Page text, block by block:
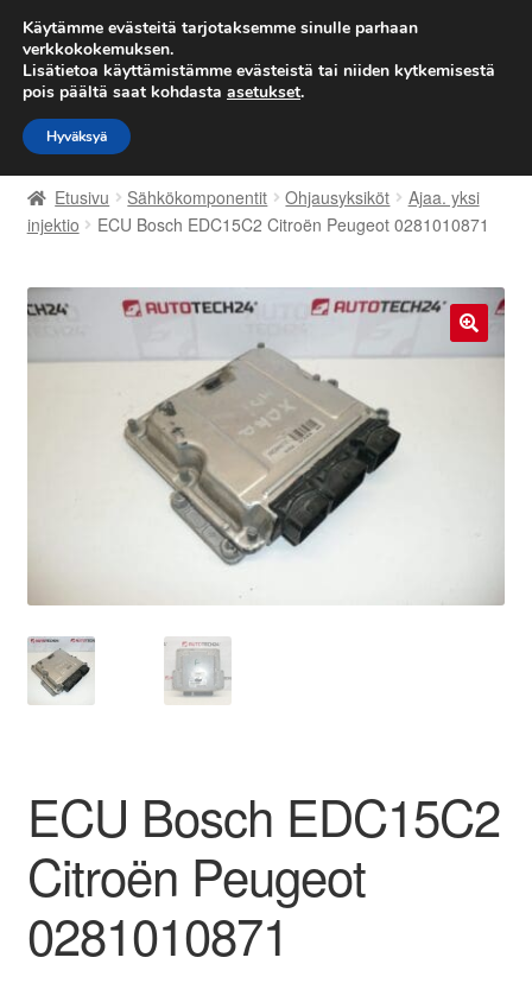
TOIMITUS alkaen 7 EUR
Siirry
navigointiin
Siirry
sisältöön
Etusivu
Kärry
Maailmanlaajuinen toimitus
Reklamaatiomenettely
Tilini
Etusivu Sähkökomponentit Ohjausyksiköt
Ajaa. yksi
injektio
ECU Bosch EDC15C2 Citroën Peugeot 0281010871
🔍
ECU Bosch EDC15C2
Citroën Peugeot
0281010871
Käytämme evästeitä tarjotaksemme sinulle parhaan
verkkokokemuksen.
Lisätietoa käyttämistämme evästeistä tai niiden kytkemisestä
pois päältä saat kohdasta asetukset.
Hyväksyä